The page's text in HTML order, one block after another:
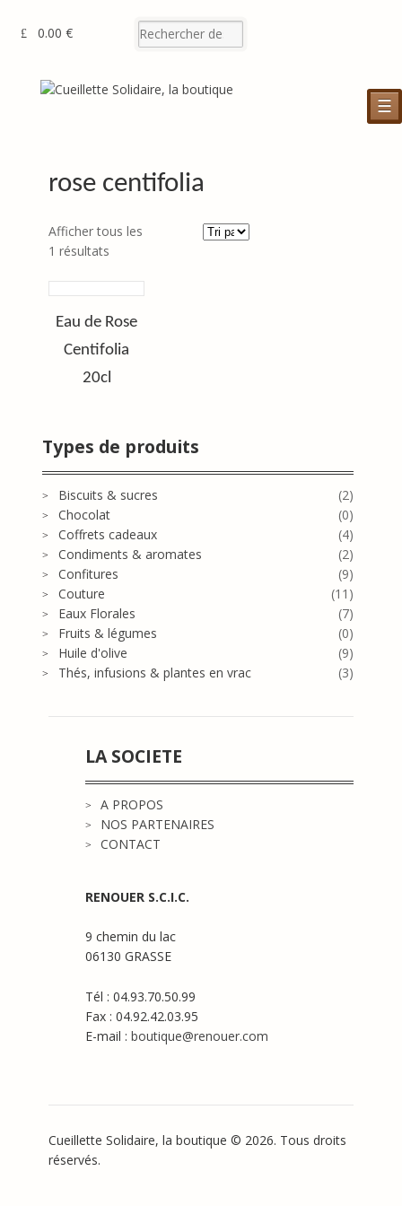
0.00 €
☰
rose centifolia
Afficher tous les
1 résultats
Eau de Rose
Centifolia
20cl
Types de produits
Biscuits & sucres
(2)
Chocolat
(0)
Coffrets cadeaux
(4)
Condiments & aromates
(2)
Confitures
(9)
Couture
(11)
Eaux Florales
(7)
Fruits & légumes
(0)
Huile d'olive
(9)
Thés, infusions & plantes en vrac
(3)
LA SOCIETE
A PROPOS
NOS PARTENAIRES
CONTACT
RENOUER S.C.I.C.
9 chemin du lac
06130 GRASSE
Tél : 04.93.70.50.99
Fax : 04.92.42.03.95
E-mail : boutique@renouer.com
Cueillette Solidaire, la boutique © 2026. Tous droits
réservés.